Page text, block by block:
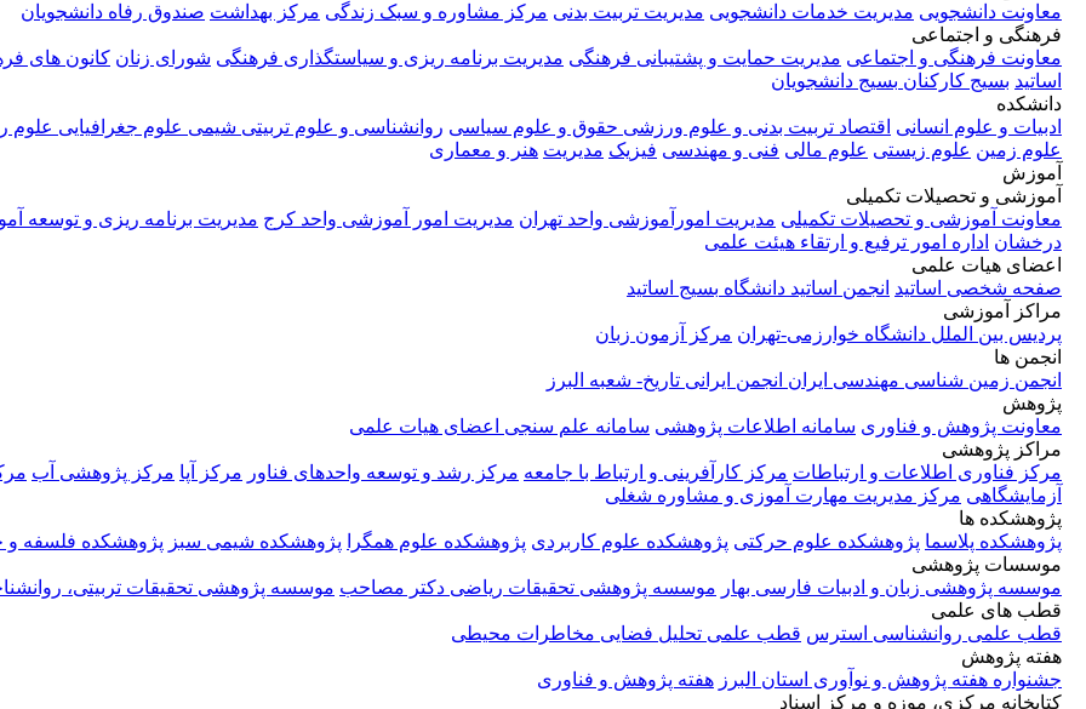
معاونت دانشجویی مدیریت خدمات دانشجویی مدیریت تربیت بدنی مرکز مشاوره و سبک زندگی مرکز بهداشت صندوق رفاه دانشجویان
فرهنگی و اجتماعی
معاونت فرهنگی و اجتماعی مدیریت حمایت و پشتیبانی فرهنگی مدیریت برنامه ریزی و سیاستگذاری فرهنگی شورای زنان کانون های
اساتید بسیج کارکنان بسیج دانشجویان
دانشکده
ادبیات و علوم انسانی اقتصاد تربیت بدنی و علوم ورزشی حقوق و علوم سیاسی روانشناسی و علوم تربیتی شیمی علوم جغرافیایی علوم
علوم زمین علوم زیستی علوم مالی فنی و مهندسی فیزیک مدیریت هنر و معماری
آموزش
آموزشی و تحصیلات تکمیلی
معاونت آموزشی و تحصیلات تکمیلی مدیریت امورآموزشی واحد تهران مدیریت امور آموزشی واحد کرج مدیریت برنامه ریزی و توسعه
درخشان اداره امور ترفیع و ارتقاء هیئت علمی
اعضای هیات علمی
صفحه شخصی اساتید انجمن اساتید دانشگاه بسیج اساتید
مراکز آموزشی
پردیس بین الملل دانشگاه خوارزمی-تهران مرکز آزمون زبان
انجمن ها
انجمن زمین شناسی مهندسی ایران انجمن ایرانی تاریخ- شعبه البرز
پژوهش
معاونت پژوهش و فناوری سامانه اطلاعات پژوهشی سامانه علم سنجی اعضای هیات علمی
مراکز پژوهشی
مرکز فناوری اطلاعات و ارتباطات مرکز کارآفرینی و ارتباط با جامعه مرکز رشد و توسعه واحدهای فناور مرکز آپا مرکز پژوهشی آب
آزمایشگاهی مرکز مدیریت مهارت آموزی و مشاوره شغلی
پژوهشکده ها
پژوهشکده پلاسما پژوهشکده علوم حرکتی پژوهشکده علوم کاربردی پژوهشکده علوم همگرا پژوهشکده شیمی سبز پژوهشکده فلسفه و
موسسات پژوهشی
موسسه پژوهشی زبان و ادبیات فارسی بهار موسسه پژوهشی تحقیقات ریاضی دکتر مصاحب موسسه پژوهشی تحقیقات تربیتی،
قطب های علمی
قطب علمی روانشناسی استرس قطب علمی تحلیل فضایی مخاطرات محیطی
هفته پژوهش
جشنواره هفته پژوهش و نوآوری استان البرز هفته پژوهش و فناوری
کتابخانه مرکزی، موزه و مرکز اسناد